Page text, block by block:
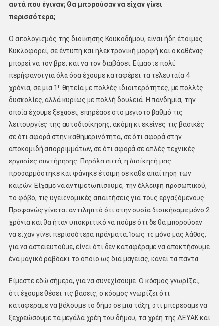
αυτά που έγιναν; Θα μπορούσαν να είχαν γίνει
περισσότερα;
Ο απολογισμός της διοίκησης Κουκοδήμου, είναι ήδη έτοιμος.
Κυκλοφορεί, σε έντυπη και ηλεκτρονική μορφή και ο καθένας
μπορεί να τον βρει και να τον διαβάσει. Είμαστε πολύ
περήφανοι για όλα όσα έχουμε καταφέρει τα τελευταία 4
χρόνια, σε μια 1 η θητεία με πολλές ιδιαιτερότητες, με πολλές
δυσκολίες, αλλά κυρίως με πολλή δουλειά. Η πανδημία, την
οποία έχουμε ξεχάσει, επηρέασε στο μέγιστο βαθμό τις
λειτουργίες της αυτοδιοίκησης, ακόμη κι εκείνες τις βασικές
σε ότι αφορά στην καθημερινότητα, σε ότι αφορά στην
αποκομιδή απορριμμάτων, σε ότι αφορά σε απλές τεχνικές
εργασίες συντήρησης. Παρόλα αυτά, η διοίκησή μας
προσαρμόστηκε και φάνηκε έτοιμη σε κάθε απαίτηση των
καιρών. Είχαμε να αντιμετωπίσουμε, την έλλειψη προσωπικού,
το φόβο, τις υγειονομικές απαιτήσεις για τους εργαζόμενους.
Προφανώς γίνεται αντιληπτό ότι στην ουσία διοικήσαμε μόνο 2
χρόνια και θα ήταν υποκριτικό να πούμε ότι δε θα μπορούσαν
να είχαν γίνει περισσότερα πράγματα. Ίσως το μόνο μας λάθος,
για να αστειευτούμε, είναι ότι δεν καταφέραμε να αποκτήσουμε
ένα μαγικό ραβδάκι το οποίο ως δια μαγείας, κάνει τα πάντα.
Είμαστε εδώ σήμερα, για να συνεχίσουμε. Ο κόσμος γνωρίζει,
ότι έχουμε θέσει τις βάσεις, ο κόσμος γνωρίζει ότι
καταφέραμε να βάλουμε το δήμο σε μια τάξη, ότι μπορέσαμε να
ξεχρεώσουμε τα μεγάλα χρέη του δήμου, τα χρέη της ΔΕΥΑΚ και